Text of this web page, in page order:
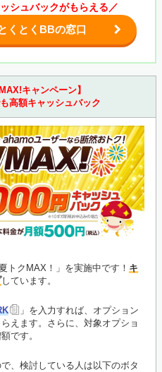
シュバックがもらえる／
くとくBBの窓口
キャンペーン】
高額キャッシュバック
トクMAX！」を実施中です！ キ
しています。
」を入力すれば、オプション
えます。さらに、対象オプショ
です。
、検討している人は以下のボタ